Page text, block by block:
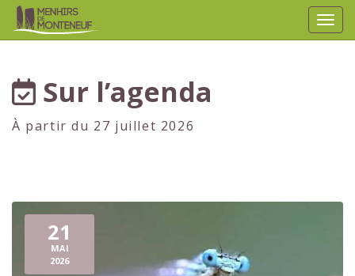
Sur l’agenda
À partir du 27 juillet 2026
21
MAI
2026